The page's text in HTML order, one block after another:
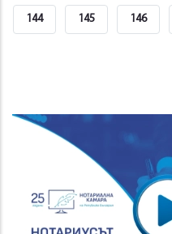
Page Page
Страница
144 Страница
145 Страница
146